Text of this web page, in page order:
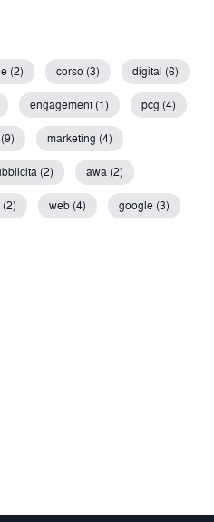
(2) corso (3) digital (6)
engagement (1) pcg (4)
marketing (4)
(2) awa (2)
web (4) google (3)